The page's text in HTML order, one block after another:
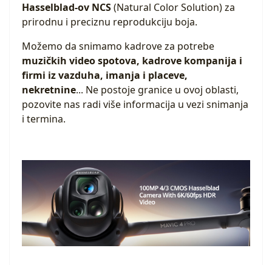
Hasselblad-ov NCS(Natural Color Solution) za
prirodnu i preciznu reprodukciju boja.
Možemo da snimamo kadrove za potrebe
muzičkih video spotova, kadrove kompanija i
firmi iz vazduha, imanja i placeve,
nekretnine... Ne postoje granice u ovoj oblasti,
pozovite nas radi više informacija u vezi snimanja
i termina.